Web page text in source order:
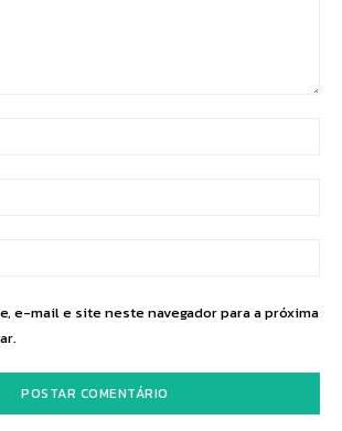
e-mail e site neste navegador para a próxima